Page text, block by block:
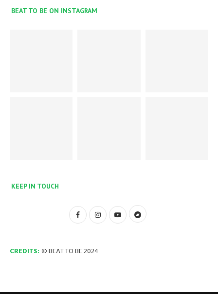
BEAT TO BE ON INSTAGRAM
KEEP IN TOUCH
CREDITS: © BEAT TO BE 2024